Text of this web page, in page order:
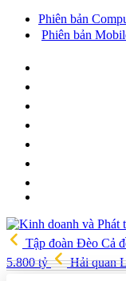
Phiên bản
Phiên bản
Tập đoàn Đèo Cả
5.800 tỷ
Hải quan